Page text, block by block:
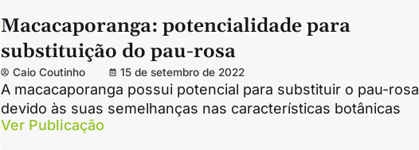
Macacaporanga: potencialidade para
substituição do pau-rosa
Caio Coutinho 15 de setembro de 2022
A macacaporanga possui potencial para substituir o pau-rosa
devido às suas semelhanças nas características botânicas
Ver Publicação